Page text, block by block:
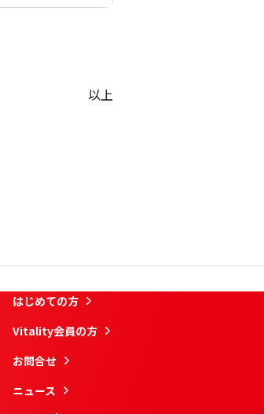
以上
はじめての方
Vitality会員の方
お問合せ
ニュース